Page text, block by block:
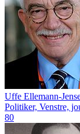
Uffe Ellemann-
Politiker, Venstre,
80